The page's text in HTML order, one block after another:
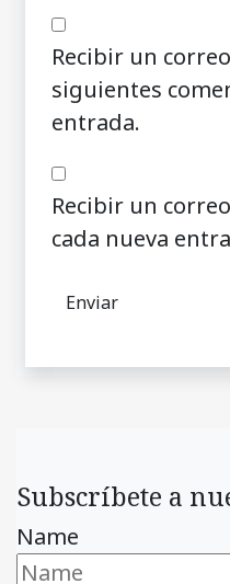
Recibir un
siguientes
entrada.
Recibir un
cada nueva
Subscríbete a
Name